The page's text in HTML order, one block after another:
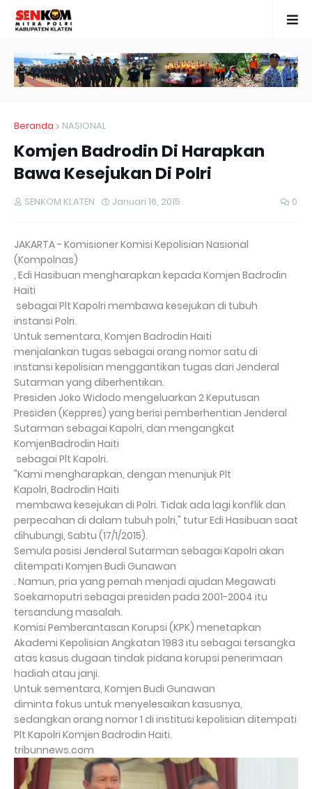
Beranda NASIONAL
Komjen Badrodin Di Harapkan
Bawa Kesejukan Di Polri
SENKOM KLATEN Januari 16, 2015 0
JAKARTA - Komisioner Komisi Kepolisian Nasional
(Kompolnas)
, Edi Hasibuan mengharapkan kepada Komjen Badrodin
Haiti
sebagai Plt Kapolri membawa kesejukan di tubuh
instansi Polri.
Untuk sementara, Komjen Badrodin Haiti
menjalankan tugas sebagai orang nomor satu di
instansi kepolisian menggantikan tugas dari Jenderal
Sutarman yang diberhentikan.
Presiden Joko Widodo mengeluarkan 2 Keputusan
Presiden (Keppres) yang berisi pemberhentian Jenderal
Sutarman sebagai Kapolri, dan mengangkat
KomjenBadrodin Haiti
sebagai Plt Kapolri.
"Kami mengharapkan, dengan menunjuk Plt
Kapolri, Badrodin Haiti
membawa kesejukan di Polri. Tidak ada lagi konflik dan
perpecahan di dalam tubuh polri," tutur Edi Hasibuan saat
dihubungi, Sabtu (17/1/2015).
Semula posisi Jenderal Sutarman sebagai Kapolri akan
ditempati Komjen Budi Gunawan
. Namun, pria yang pernah menjadi ajudan Megawati
Soekarnoputri sebagai presiden pada 2001-2004 itu
tersandung masalah.
Komisi Pemberantasan Korupsi (KPK) menetapkan
Akademi Kepolisian Angkatan 1983 itu sebagai tersangka
atas kasus dugaan tindak pidana korupsi penerimaan
hadiah atau janji.
Untuk sementara, Komjen Budi Gunawan
diminta fokus untuk menyelesaikan kasusnya,
sedangkan orang nomor 1 di institusi kepolisian ditempati
Plt Kapolri Komjen Badrodin Haiti.
tribunnews.com